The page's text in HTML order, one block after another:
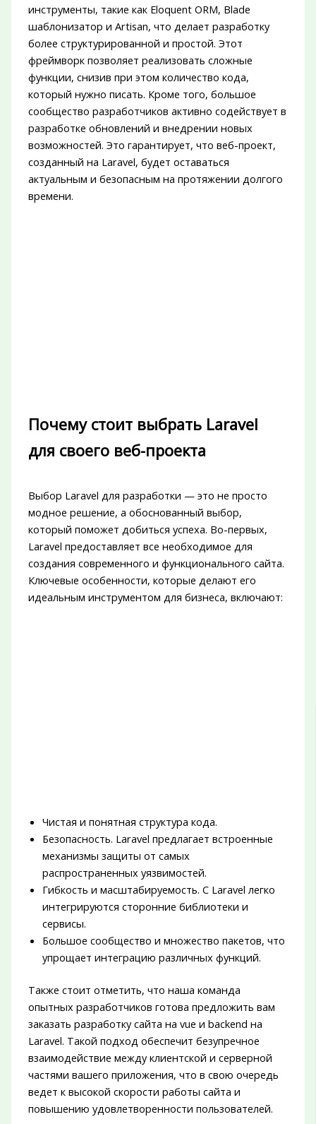
инструменты, такие как Eloquent ORM, Blade
шаблонизатор и Artisan, что делает разработку
более структурированной и простой. Этот
фреймворк позволяет реализовать сложные
функции, снизив при этом количество кода,
который нужно писать. Кроме того, большое
сообщество разработчиков активно содействует в
разработке обновлений и внедрении новых
возможностей. Это гарантирует, что веб-проект,
созданный на Laravel, будет оставаться
актуальным и безопасным на протяжении долгого
времени.
Почему стоит выбрать Laravel
для своего веб-проекта
Выбор Laravel для разработки — это не просто
модное решение, а обоснованный выбор,
который поможет добиться успеха. Во-первых,
Laravel предоставляет все необходимое для
создания современного и функционального сайта.
Ключевые особенности, которые делают его
идеальным инструментом для бизнеса, включают:
Чистая и понятная структура кода.
Безопасность. Laravel предлагает встроенные
механизмы защиты от самых
распространенных уязвимостей.
Гибкость и масштабируемость. С Laravel легко
интегрируются сторонние библиотеки и
сервисы.
Большое сообщество и множество пакетов, что
упрощает интеграцию различных функций.
Также стоит отметить, что наша команда
опытных разработчиков готова предложить вам
заказать разработку сайта на vue и backend на
Laravel. Такой подход обеспечит безупречное
взаимодействие между клиентской и серверной
частями вашего приложения, что в свою очередь
ведет к высокой скорости работы сайта и
повышению удовлетворенности пользователей.